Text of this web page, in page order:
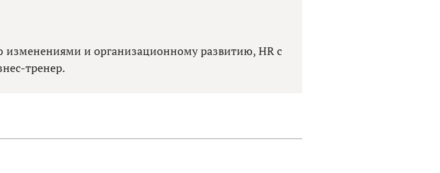
изменениями и организационному развитию, HR с
тренер.